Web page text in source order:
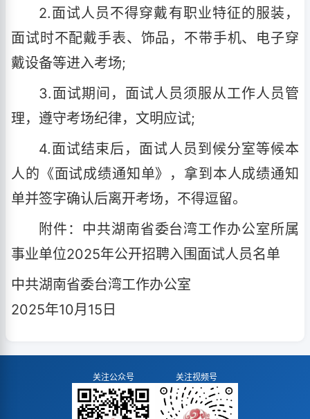
2.面试人员不得穿戴有职业特征的服装，
面试时不配戴手表、饰品，不带手机、电子穿
戴设备等进入考场;
3.面试期间，面试人员须服从工作人员管
理，遵守考场纪律，文明应试;
4.面试结束后，面试人员到候分室等候本
人的《面试成绩通知单》，拿到本人成绩通知
单并签字确认后离开考场，不得逗留。
附件：中共湖南省委台湾工作办公室所属
事业单位2025年公开招聘入围面试人员名单
中共湖南省委台湾工作办公室
2025年10月15日
关注公众号 关注视频号